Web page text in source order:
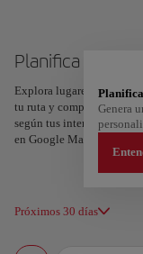
Planifica tu viaje
Explora lugares,
tu ruta y compartirla.
según tus intereses y la
en Google Maps.
Próximos 30 días
Genera